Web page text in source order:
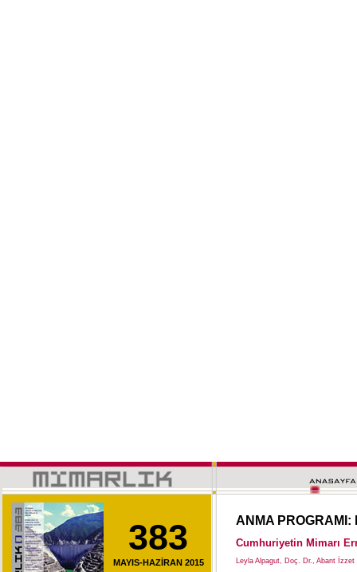
383
MAYIS-HAZİRAN 2015
ANMA PROGRAMI:
Cumhuriyetin Mimarı
Leyla Alpagut, Doç. Dr., Abant